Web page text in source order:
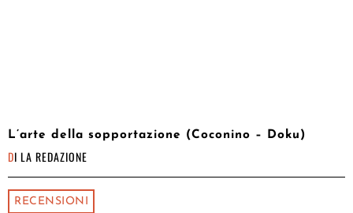
L’arte della sopportazione (Coconino – Doku)
DI LA REDAZIONE
RECENSIONI